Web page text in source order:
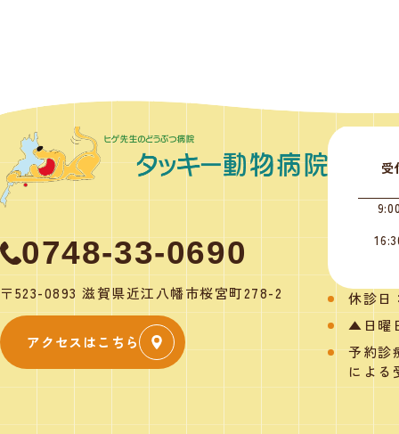
0748-33-0690
〒523-0893 滋賀県近江八幡市桜宮町278-2
アクセスはこちら
受
休診日
▲日曜
予約診
による